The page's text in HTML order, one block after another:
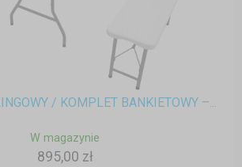
/ KOMPLET BANKIETOWY –...
W magazynie
895,00 zł